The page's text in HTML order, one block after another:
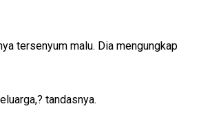
tersenyum malu. Dia mengungkap
tandasnya.